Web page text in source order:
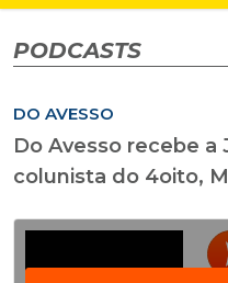
PODCASTS
DO AVESSO
Do Avesso recebe
colunista do 4oito,